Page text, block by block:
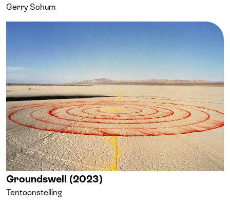
Gerry Schum
Groundswell (2023)
Tentoonstelling